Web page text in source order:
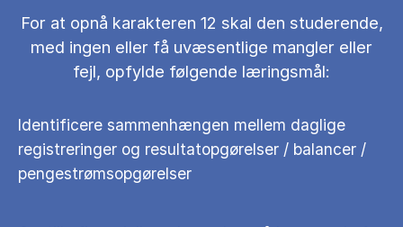
For at opnå karakteren 12 skal den studerende,
med ingen eller få uvæsentlige mangler eller
fejl, opfylde følgende læringsmål:
Identificere sammenhængen mellem daglige
registreringer og resultatopgørelser / balancer /
pengestrømsopgørelser